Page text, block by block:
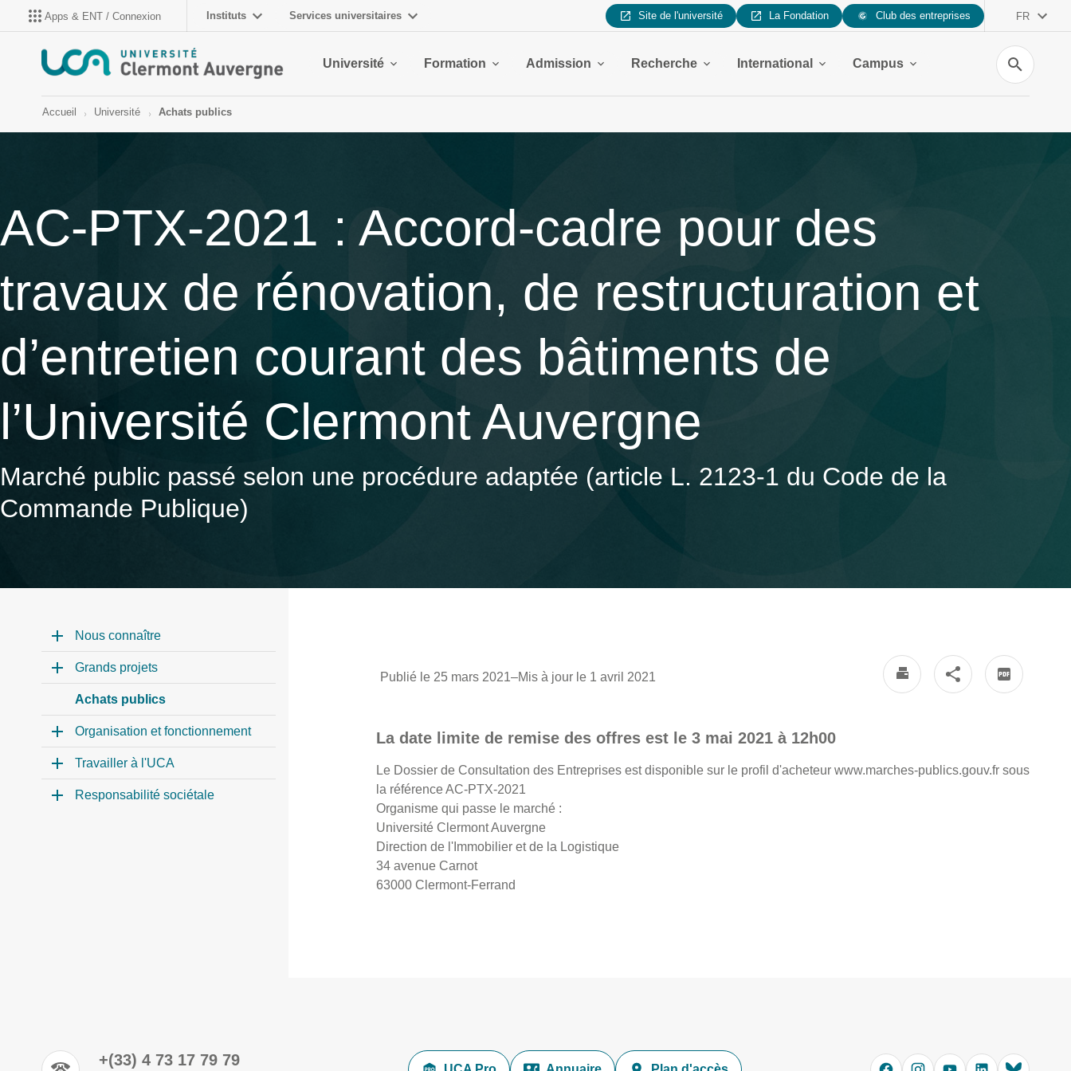
Apps & ENT / Connexion Instituts Services universitaires Site de l'université La Fondation Club des entreprises FR
Université Formation Admission Recherche International Campus
Recherche
Accueil Université Achats publics
AC-PTX-2021 : Accord-cadre pour des
travaux de rénovation, de restructuration et
d’entretien courant des bâtiments de
l’Université Clermont Auvergne
Marché public passé selon une procédure adaptée (article L. 2123-1 du Code de la
Commande Publique)
Publié le 25 mars 2021–Mis à jour le 1 avril 2021
La date limite de remise des offres est le 3 mai 2021 à 12h00
Le Dossier de Consultation des Entreprises est disponible sur le profil d'acheteur www.marches-publics.gouv.fr sous
la référence AC-PTX-2021
Organisme qui passe le marché :
Université Clermont Auvergne
Direction de l'Immobilier et de la Logistique
34 avenue Carnot
63000 Clermont-Ferrand
Nous connaître
Grands projets
Achats publics
Organisation et fonctionnement
Travailler à l'UCA
Responsabilité sociétale
+(33) 4 73 17 79 79